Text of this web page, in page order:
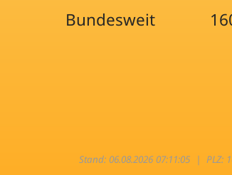
Bundesweit
Stand: 06.08.2026 07:11:05 |PLZ: